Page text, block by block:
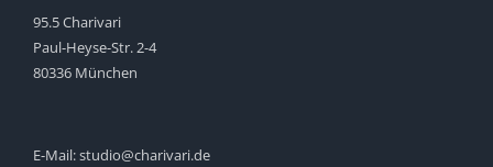
95.5 Charivari
Paul-Heyse-Str. 2-4
80336 München
E-Mail:studio@charivari.de